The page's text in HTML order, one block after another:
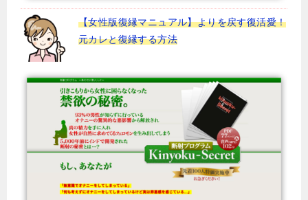
【女性版復縁マニュアル】よりを戻す復活愛！
元カレと復縁する方法